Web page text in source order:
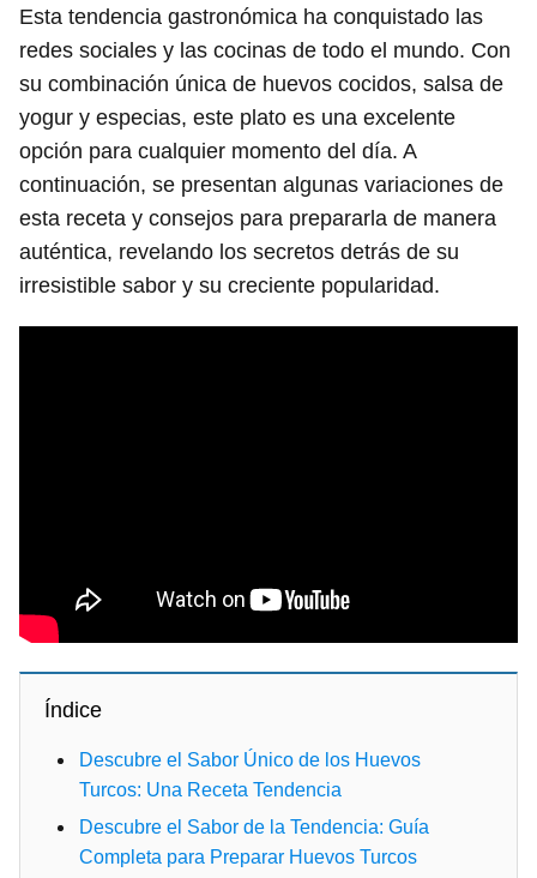
Esta tendencia gastronómica ha conquistado las
redes sociales y las cocinas de todo el mundo. Con
su combinación única de huevos cocidos, salsa de
yogur y especias, este plato es una excelente
opción para cualquier momento del día. A
continuación, se presentan algunas variaciones de
esta receta y consejos para prepararla de manera
auténtica, revelando los secretos detrás de su
irresistible sabor y su creciente popularidad.
Índice
Descubre el Sabor Único de los Huevos
Turcos: Una Receta Tendencia
Descubre el Sabor de la Tendencia: Guía
Completa para Preparar Huevos Turcos